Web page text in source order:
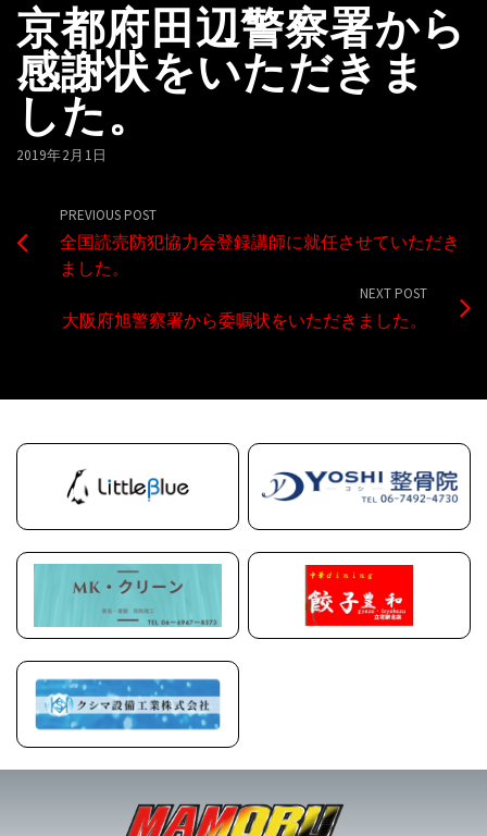
京都府田辺警察署から
感謝状をいただきま
した。
2019年2月1日
PREVIOUS POST
全国読売防犯協力会登録講師に就任させていただき
ました。
NEXT POST
大阪府旭警察署から委嘱状をいただきました。